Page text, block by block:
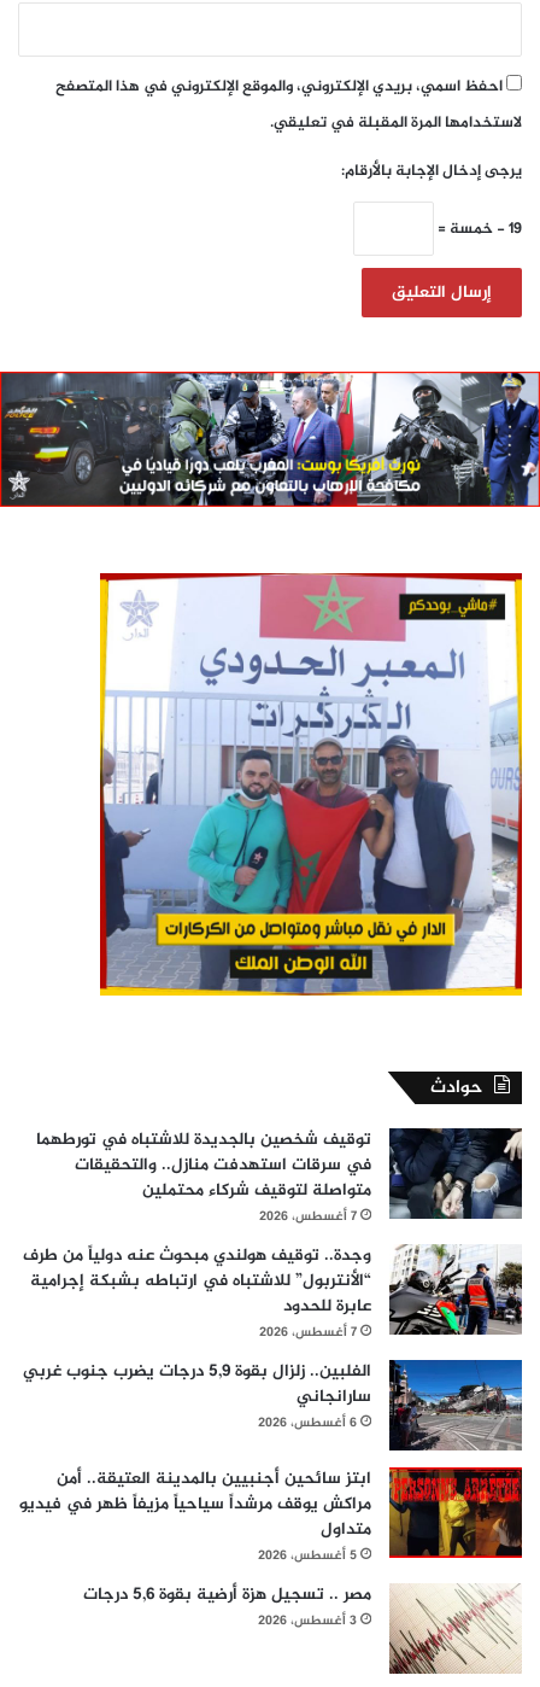
احفظ اسمي، بريدي الإلكتروني، والموقع الإلكتروني في هذا المتصفح
لاستخدامها المرة المقبلة في تعليقي.
يرجى إدخال الإجابة بالأرقام:
19 − خمسة =
حوادث
توقيف شخصين بالجديدة للاشتباه في تورطهما
في سرقات استهدفت منازل.. والتحقيقات
متواصلة لتوقيف شركاء محتملين
7 أغسطس، 2026
وجدة.. توقيف هولندي مبحوث عنه دولياً من طرف
“الأنتربول” للاشتباه في ارتباطه بشبكة إجرامية
عابرة للحدود
7 أغسطس، 2026
الفلبين.. زلزال بقوة 5,9 درجات يضرب جنوب غربي
سارانجاني
6 أغسطس، 2026
ابتز سائحين أجنبيين بالمدينة العتيقة.. أمن
مراكش يوقف مرشداً سياحياً مزيفاً ظهر في فيديو
متداول
5 أغسطس، 2026
مصر .. تسجيل هزة أرضية بقوة 5,6 درجات
3 أغسطس، 2026